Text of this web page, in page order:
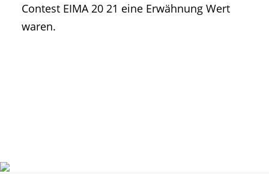
Contest EIMA 20 21 eine Erwähnung Wert
waren.